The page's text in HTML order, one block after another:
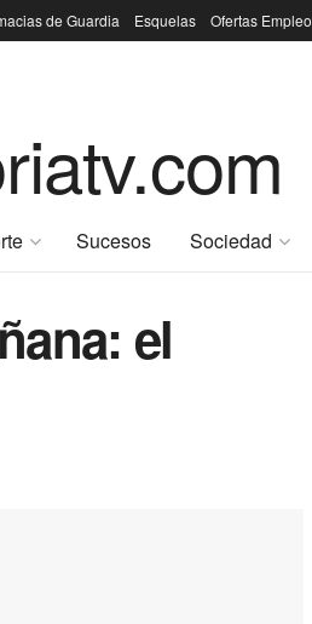
de Guardia Esquelas Ofertas Empleo
Sucesos Sociedad
el